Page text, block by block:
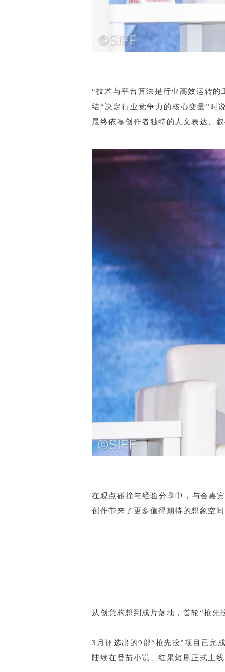
“技术与平台算法是行业高效运转
结“决定行业竞争力的核心变量”时
最终依靠创作者独特的人文表达、
在观点碰撞与经验分享中，与会嘉
创作带来了更多值得期待的想象空
从创意构想到成片落地，首轮“抢
3月评选出的9部“抢先投”项目已完
陆续在番茄小说、红果短剧正式上